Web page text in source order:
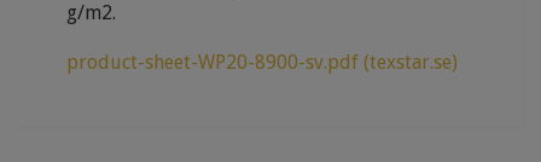
g/m2.
product-sheet-WP20-8900-sv.pdf (texstar.se)